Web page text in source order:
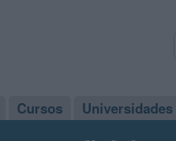
Cursos Universidades